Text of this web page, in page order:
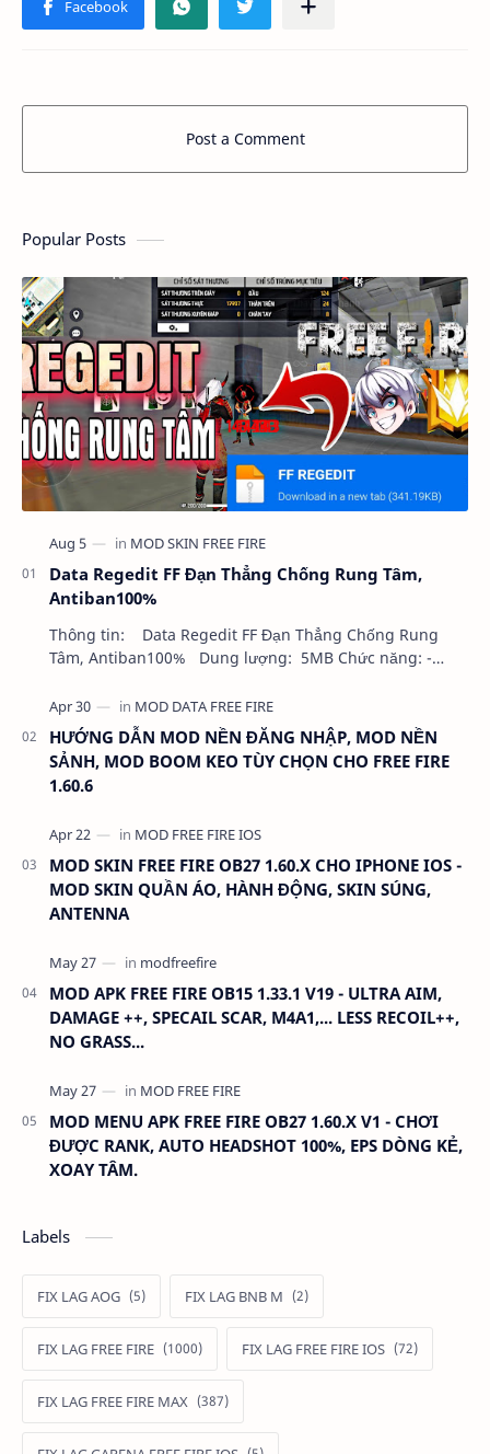
Post a Comment
Popular Posts
Data Regedit FF Đạn Thẳng Chống Rung Tâm,
Antiban100%
Thông tin: Data Regedit FF Đạn Thẳng Chống Rung
Tâm, Antiban100% Dung lượng: 5MB Chức năng: -
HƯỚNG DẪN MOD NỀN ĐĂNG NHẬP, MOD NỀN
SẢNH, MOD BOOM KEO TÙY CHỌN CHO FREE FIRE
1.60.6
MOD SKIN FREE FIRE OB27 1.60.X CHO IPHONE IOS -
MOD SKIN QUẦN ÁO, HÀNH ĐỘNG, SKIN SÚNG,
ANTENNA
MOD APK FREE FIRE OB15 1.33.1 V19 - ULTRA AIM,
DAMAGE ++, SPECAIL SCAR, M4A1,... LESS RECOIL++,
NO GRASS...
MOD MENU APK FREE FIRE OB27 1.60.X V1 - CHƠI
ĐƯỢC RANK, AUTO HEADSHOT 100%, EPS DÒNG KẺ,
XOAY TÂM.
Labels
FIX LAG AOG FIX LAG BNB M
FIX LAG FREE FIRE FIX LAG FREE FIRE IOS
FIX LAG FREE FIRE MAX